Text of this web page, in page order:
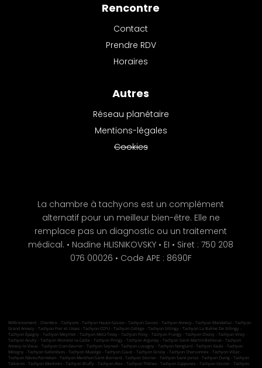
Rencontre
Contact
Prendre RDV
Horaires
Autres
Réseau planétaire
Mentions-légales
Cookies
La chambre à tachyons est un complément
alternatif pour un meilleur bien-être. Elle ne
remplace pas un diagnostic ou un traitement
médical. • Nadine HLISNIKOVSKY • EI • Siret : 750 208
076 00026 • Code APE : 8690F
Référencement : Chambre - Tachyons - Tachyon Haute-Savoie - Tachyon Savoie - Tachyon Annecy - Tachyon Mandallaz - Tachyon
Grand Annecy - Tachyon Fier et Usses - Tachyon CCFU - Tachyon Collège - Tachyon Sillingy - Tachyon La Balme De Sillingy -
Tachyon Épagny - Tachyon Meythet - Tachyon Metz-Tessy - Tachyon Poisy - Tachyon Frangy - Tachyon Choisy - Tachyon Vincy -
Tachyon Avully - Tachyon Allonzier-la-Caille - Tachyon Pringy - Tachyon Argonay - Tachyon Saint-Martin-Bellevue - Tachyon
Annecy-le-Vieux - Tachyon Cran-Gevrier - Tachyon Seynod - Tachyon Lovagny - Tachyon Nonglard - Tachyon Vaulx - Tachyon
Mésigny - Tachyon Sallenôves - Tachyon Musiège - Tachyon Cuvat - Tachyon Groisy - Tachyon Charvonnex - Tachyon Villaz -
Tachyon Nâves-Parmelan - Tachyon Menthon-Saint-Bernard - Tachyon Sévrier - Tachyon Saint-Jorioz - Tachyon Duing - Tachyon
Talloires - Tachyon Montmin - Tachyon Bluffy - Tachyon Alex - Tachyon Thônes - Tachyon Copponex - Tachyon Cercier - Tachyon